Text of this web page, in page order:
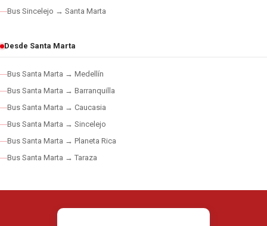
Bus Sincelejo → Santa Marta
Desde Santa Marta
Bus Santa Marta → Medellín
Bus Santa Marta → Barranquilla
Bus Santa Marta → Caucasia
Bus Santa Marta → Sincelejo
Bus Santa Marta → Planeta Rica
Bus Santa Marta → Taraza